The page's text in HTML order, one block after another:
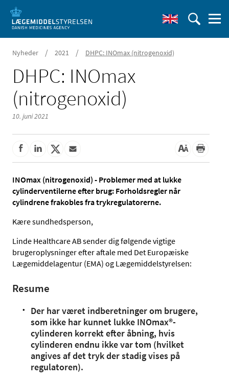
Nyheder / 2021 / DHPC: INOmax (nitrogenoxid)
DHPC: INOmax
(nitrogenoxid)
10. juni 2021
INOmax (nitrogenoxid) - Problemer med at lukke
cylinderventilerne efter brug: Forholdsregler når
cylindrene frakobles fra trykregulatorerne.
Kære sundhedsperson,
Linde Healthcare AB sender dig følgende vigtige
brugeroplysninger efter aftale med Det Europæiske
Lægemiddelagentur (EMA) og Lægemiddelstyrelsen:
Resume
Der har været indberetninger om brugere,
som ikke har kunnet lukke INOmax®-
cylinderen korrekt efter åbning, hvis
cylinderen endnu ikke var tom (hvilket
angives af det tryk der stadig vises på
regulatoren).